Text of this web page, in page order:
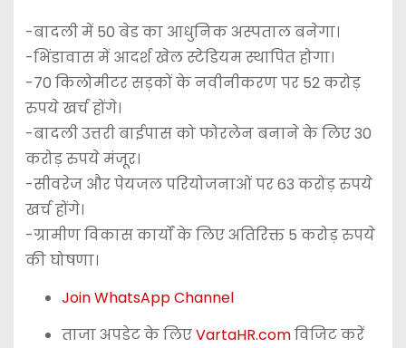
-बादली में 50 बेड का आधुनिक अस्पताल बनेगा।
-भिंडावास में आदर्श खेल स्टेडियम स्थापित होगा।
-70 किलोमीटर सड़कों के नवीनीकरण पर 52 करोड़
रुपये खर्च होंगे।
-बादली उत्तरी बाईपास को फोरलेन बनाने के लिए 30
करोड़ रुपये मंजूर।
-सीवरेज और पेयजल परियोजनाओं पर 63 करोड़ रुपये
खर्च होंगे।
-ग्रामीण विकास कार्यों के लिए अतिरिक्त 5 करोड़ रुपये
की घोषणा।
Join WhatsApp Channel
ताजा अपडेट के लिएVartaHR.comविजिट करें